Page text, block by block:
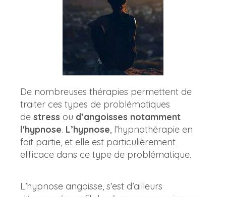
De nombreuses thérapies permettent de
traiter ces types de problématiques
de stress ou d’angoisses notamment
l'hypnose. L’hypnose, l’hypnothérapie en
fait partie, et elle est particulièrement
efficace dans ce type de problématique.
L’hypnose angoisse, s’est d’ailleurs